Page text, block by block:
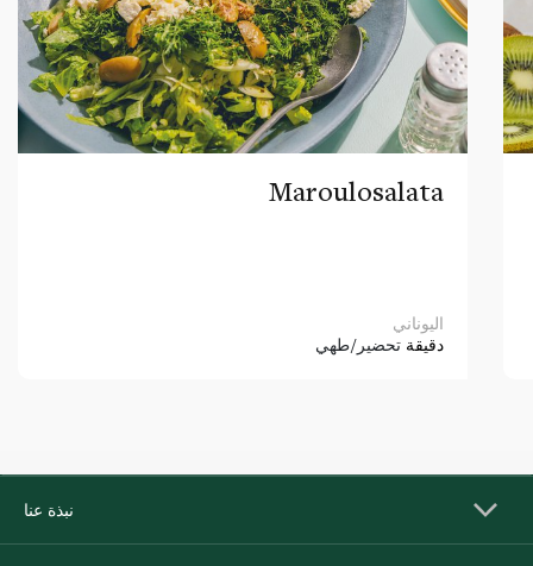
Maroulosalata
اليوناني
دقيقة تحضير/طهي
نبذة عنا